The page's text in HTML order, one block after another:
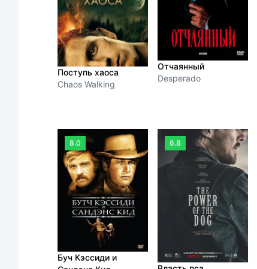
Поступь хаоса
Chaos Walking
Отчаянный
Desperado
8.0
Буч Кэссиди и
6.8